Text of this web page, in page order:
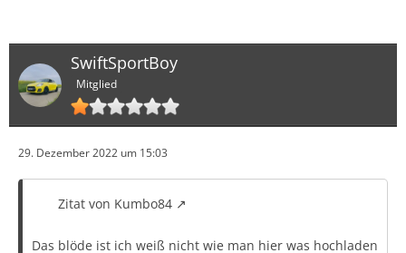
SwiftSportBoy
Mitglied
29. Dezember 2022 um 15:03
Zitat von Kumbo84
Das blöde ist ich weiß nicht wie man hier was hochladen